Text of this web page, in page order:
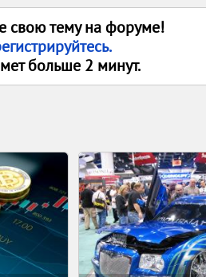
свою тему на форуме!
больше 2 минут.